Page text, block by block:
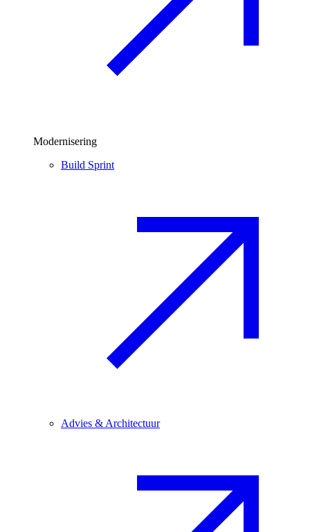
Modernisering
Build Sprint
Advies & Architectuur